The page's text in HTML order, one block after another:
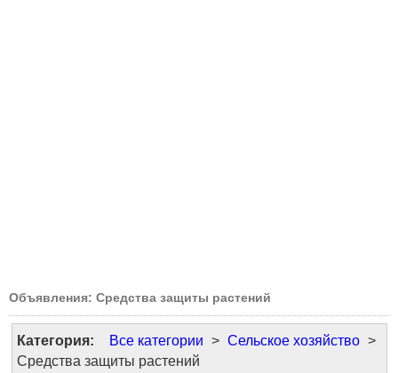
Объявления: Средства защиты растений
Категория: Все категории > Сельское хозяйство >
Средства защиты растений